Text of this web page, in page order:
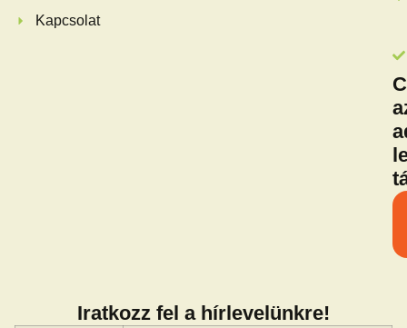
Kapcsolat
Iratkozz fel a hírlevelünkre!